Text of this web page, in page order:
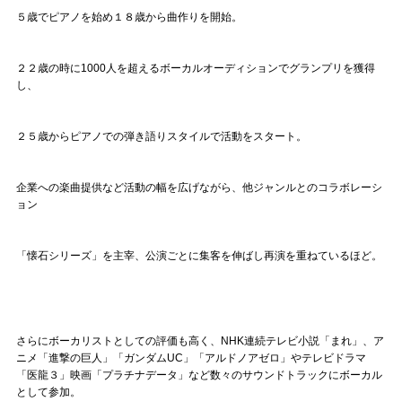
muevoコミュニティ
ぶいコミュ！by muevo
Follow us
５歳でピアノを始め１８歳から曲作りを開始。
２２歳の時に1000人を超えるボーカルオーディションでグランプリを獲得
し、
２５歳からピアノでの弾き語りスタイルで活動をスタート。
企業への楽曲提供など活動の幅を広げながら、他ジャンルとのコラボレーシ
ョン
「懐石シリーズ」を主宰、公演ごとに集客を伸ばし再演を重ねているほど。
さらにボーカリストとしての評価も高く、NHK連続テレビ小説「まれ」、ア
ニメ「進撃の巨人」「ガンダムUC」「アルドノアゼロ」やテレビドラマ
「医龍３」映画「プラチナデータ」など数々のサウンドトラックにボーカル
として参加。